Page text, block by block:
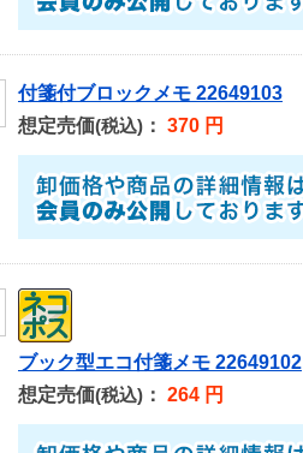
付箋付ブロックメモ 22649103
想定売価(税込) ： 370 円
ブック型エコ付箋メモ 22649102
想定売価(税込) ： 264 円